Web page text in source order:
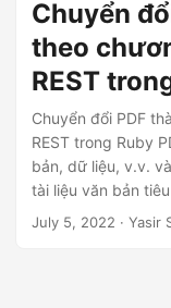
Chuyển
theo
REST
Chuyển đổi PDF
REST trong Ruby
bản, dữ liệu, v.v.
tài liệu văn bản
bản thuần túy ở
July 5, 2022 · Yasir